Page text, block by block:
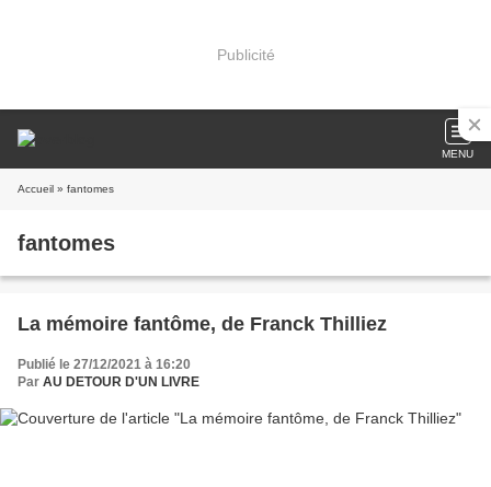
Publicité
MENU
Accueil » fantomes
fantomes
La mémoire fantôme, de Franck Thilliez
Publié le 27/12/2021 à 16:20
Par AU DETOUR D'UN LIVRE